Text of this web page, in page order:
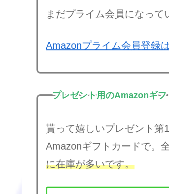
まだプライム会員になって
Amazonプライム会員登録
プレゼント用のAmazonギ
貰って嬉しいプレゼント第
Amazonギフトカードで。
に在庫が多いです。